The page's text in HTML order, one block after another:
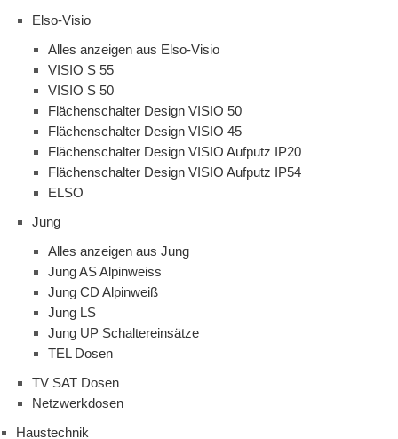
Elso-Visio
Alles anzeigen aus Elso-Visio
VISIO S 55
VISIO S 50
Flächenschalter Design VISIO 50
Flächenschalter Design VISIO 45
Flächenschalter Design VISIO Aufputz IP20
Flächenschalter Design VISIO Aufputz IP54
ELSO
Jung
Alles anzeigen aus Jung
Jung AS Alpinweiss
Jung CD Alpinweiß
Jung LS
Jung UP Schaltereinsätze
TEL Dosen
TV SAT Dosen
Netzwerkdosen
Haustechnik